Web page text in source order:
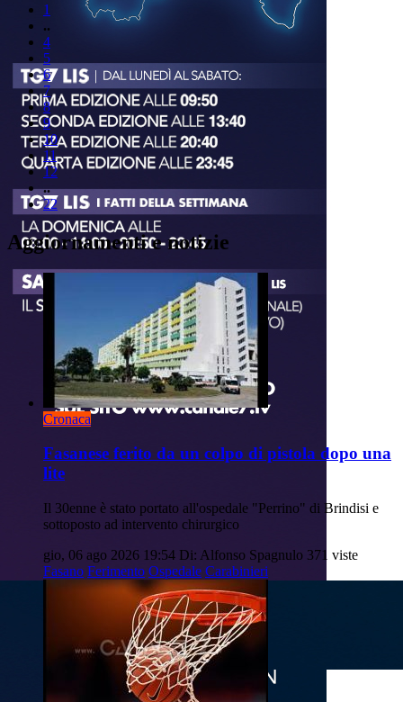
1
..
4
5
6
7
8
9
10
11
12
..
22
Aggiornamenti e notizie
Cronaca
Fasanese ferito da un colpo di pistola dopo una
lite
Il 30enne è stato portato all'ospedale "Perrino" di Brindisi e
sottoposto ad intervento chirurgico
gio, 06 ago 2026 19:54 Di: Alfonso Spagnulo 371 viste
Fasano Ferimento Ospedale Carabinieri